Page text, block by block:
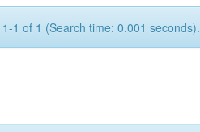
1-1 of 1 (Search time: 0.001 seconds).